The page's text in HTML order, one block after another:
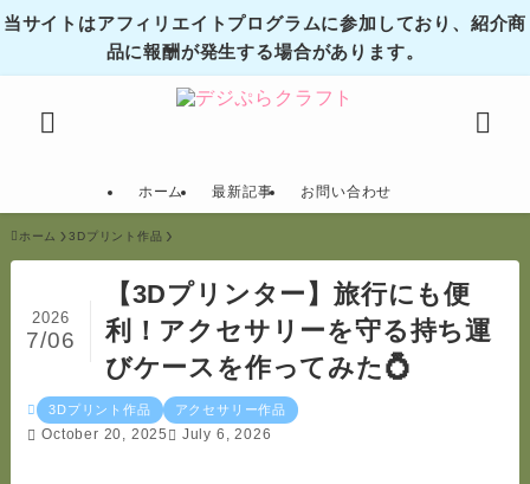
当サイトはアフィリエイトプログラムに参加しており、紹介商
品に報酬が発生する場合があります。
ホーム 最新記事 お問い合わせ
ホーム 3Dプリント作品
【3Dプリンター】旅行にも便
利！アクセサリーを守る持ち運
びケースを作ってみた💍
2026
7/06
3Dプリント作品 アクセサリー作品
October 20, 2025 July 6, 2026